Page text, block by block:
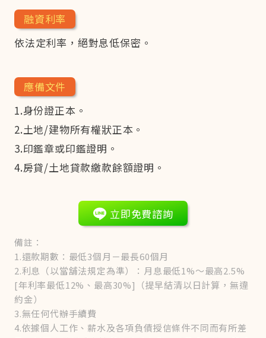
融資利率
依法定利率，絕對息低保密。
應備文件
1.身份證正本。
2.土地/建物所有權狀正本。
3.印鑑章或印鑑證明。
4.房貸/土地貸款繳款餘額證明。
立即免費諮詢
備註：
1.還款期數：最低3個月－最長60個月
2.利息（以當舖法規定為準）：月息最低1%～最高2.5%
[年利率最低12%、最高30%]（提早結清以日計算，無違
約金）
3.無任何代辦手續費
4.依據個人工作、薪水及各項負債授信條件不同而有所差